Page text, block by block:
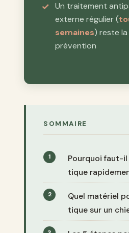
Un traitement
externe régulier (
semaines) reste la
prévention
SOMMAIRE
Pourquoi faut-
tique
Quel matériel
tique sur un